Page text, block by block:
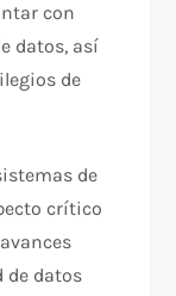
con
datos, así
de
de
crítico
de datos